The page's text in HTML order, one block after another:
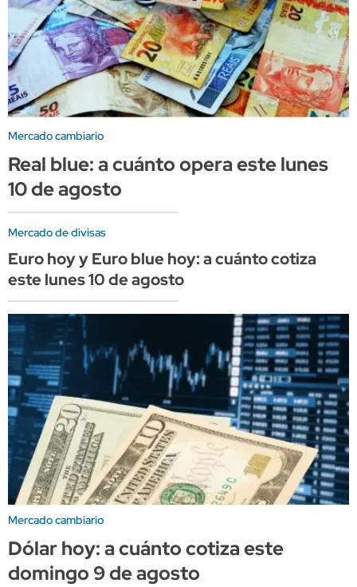
Mercado cambiario
Real blue: a cuánto opera este lunes
10 de agosto
Mercado de divisas
Euro hoy y Euro blue hoy: a cuánto cotiza
este lunes 10 de agosto
Mercado cambiario
Dólar hoy: a cuánto cotiza este
domingo 9 de agosto